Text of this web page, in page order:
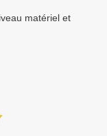
matériel et